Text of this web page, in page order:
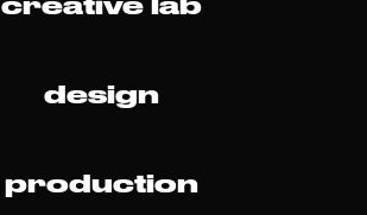
design
production